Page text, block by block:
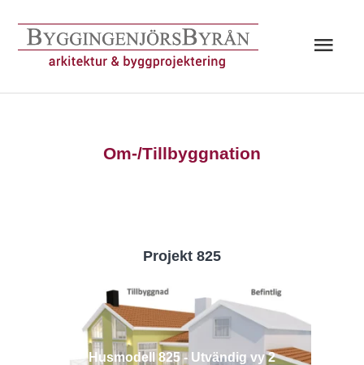
innehåll
Om-/Tillbyggnation
Projekt 825
Husmodell 825 - Utvändig vy 2